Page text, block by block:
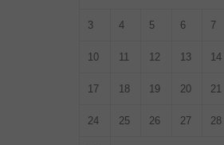
3 4 5 6 7
10 11 12 13 14
17 18 19 20 21
24 25 26 27 28